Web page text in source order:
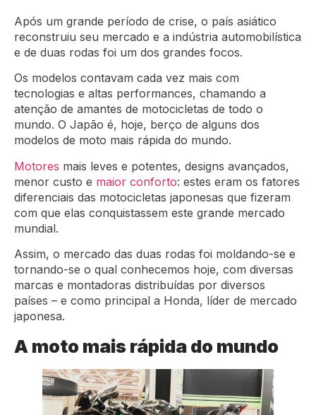
Após um grande período de crise, o país asiático
reconstruiu seu mercado e a indústria automobilística
e de duas rodas foi um dos grandes focos.
Os modelos contavam cada vez mais com
tecnologias e altas performances, chamando a
atenção de amantes de motocicletas de todo o
mundo. O Japão é, hoje, berço de alguns dos
modelos de moto mais rápida do mundo.
Motores mais leves e potentes, designs avançados,
menor custo e maior conforto: estes eram os fatores
diferenciais das motocicletas japonesas que fizeram
com que elas conquistassem este grande mercado
mundial.
Assim, o mercado das duas rodas foi moldando-se e
tornando-se o qual conhecemos hoje, com diversas
marcas e montadoras distribuídas por diversos
países – e como principal a Honda, líder de mercado
japonesa.
A moto mais rápida do mundo